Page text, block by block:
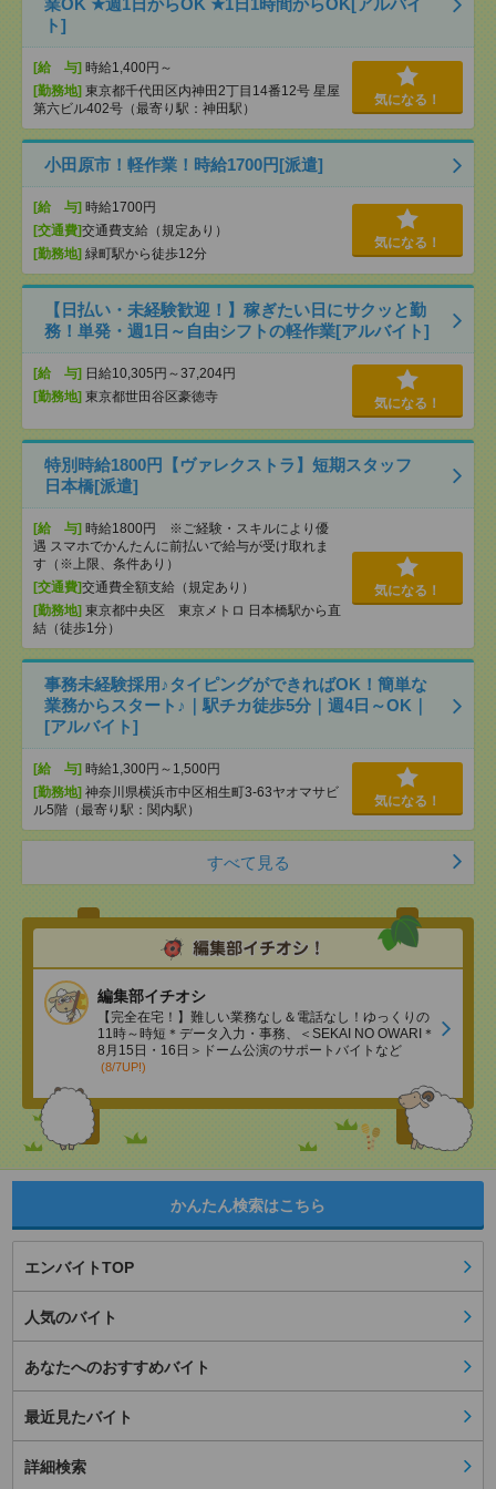
業OK ★週1日からOK ★1日1時間からOK[アルバイ
ト]
[給 与] 時給1,400円～
[勤務地] 東京都千代田区内神田2丁目14番12号 星屋
第六ビル402号（最寄り駅：神田駅）
気になる！
小田原市！軽作業！時給1700円[派遣]
[給 与] 時給1700円
[交通費]交通費支給（規定あり）
[勤務地] 緑町駅から徒歩12分
気になる！
【日払い・未経験歓迎！】稼ぎたい日にサクッと勤
務！単発・週1日～自由シフトの軽作業[アルバイト]
[給 与] 日給10,305円～37,204円
[勤務地] 東京都世田谷区豪徳寺 気になる！
特別時給1800円【ヴァレクストラ】短期スタッフ
日本橋[派遣]
[給 与] 時給1800円 ※ご経験・スキルにより優
遇 スマホでかんたんに前払いで給与が受け取れま
す（※上限、条件あり）
[交通費]交通費全額支給（規定あり）
[勤務地] 東京都中央区 東京メトロ 日本橋駅から直
結（徒歩1分）
気になる！
事務未経験採用♪タイピングができればOK！簡単な
業務からスタート♪｜駅チカ徒歩5分｜週4日～OK｜
[アルバイト]
[給 与] 時給1,300円～1,500円
[勤務地] 神奈川県横浜市中区相生町3-63ヤオマサビ
ル5階（最寄り駅：関内駅）
気になる！
すべて見る
編集部イチオシ
【完全在宅！】難しい業務なし＆電話なし！ゆっくりの
11時～時短＊データ入力・事務、＜SEKAI NO OWARI＊
8月15日・16日＞ドーム公演のサポートバイトなど
(8/7UP!)
かんたん検索はこちら
エンバイトTOP
人気のバイト
あなたへのおすすめバイト
最近見たバイト
詳細検索